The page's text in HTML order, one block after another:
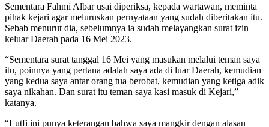
Sementara Fahmi Albar usai diperiksa, kepada wartawan, meminta
pihak kejari agar meluruskan pernyataan yang sudah diberitakan itu.
Sebab menurut dia, sebelumnya ia sudah melayangkan surat izin
keluar Daerah pada 16 Mei 2023.
“Sementara surat tanggal 16 Mei yang masukan melalui teman saya
itu, poinnya yang pertana adalah saya ada di luar Daerah, kemudian
yang kedua saya antar orang tua berobat, kemudian yang ketiga adik
saya nikahan. Dan surat itu teman saya kasi masuk di Kejari,”
katanya.
“Lutfi ini punya keterangan bahwa saya mangkir dengan alasan